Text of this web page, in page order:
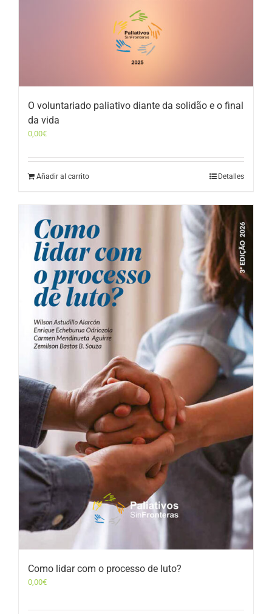
O voluntariado paliativo diante da solidão e o final
da vida
0,00€
Añadir al carrito Detalles
Como lidar com o processo de luto?
0,00€